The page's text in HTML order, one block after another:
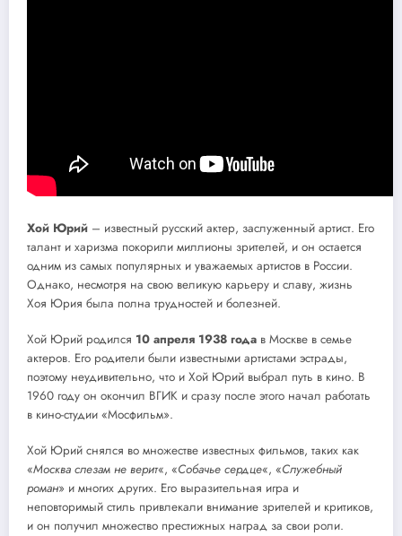
Хой Юрий – известный русский актер, заслуженный артист. Его
талант и харизма покорили миллионы зрителей, и он остается
одним из самых популярных и уважаемых артистов в России.
Однако, несмотря на свою великую карьеру и славу, жизнь
Хоя Юрия была полна трудностей и болезней.
Хой Юрий родился 10 апреля 1938 года в Москве в семье
актеров. Его родители были известными артистами эстрады,
поэтому неудивительно, что и Хой Юрий выбрал путь в кино. В
1960 году он окончил ВГИК и сразу после этого начал работать
в кино-студии «Мосфильм».
Хой Юрий снялся во множестве известных фильмов, таких как
«Москва слезам не верит«, «Собачье сердце«, «Служебный
роман» и многих других. Его выразительная игра и
неповторимый стиль привлекали внимание зрителей и критиков,
и он получил множество престижных наград за свои роли.